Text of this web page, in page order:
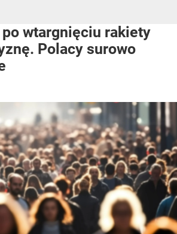
wtargnięciu rakiety
Polacy surowo